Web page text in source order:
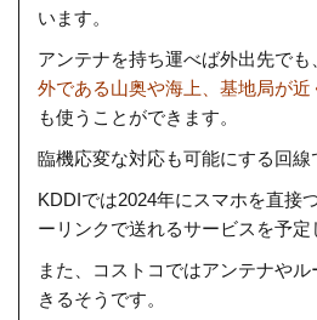
います。
アンテナを持ち運べば外出先でも
外である山奥や海上、基地局が
も使うことができます。
臨機応変な対応も可能にする回線
KDDIでは2024年にスマホを直接
ーリンクで送れるサービスを予定
また、コストコではアンテナや
きるそうです。